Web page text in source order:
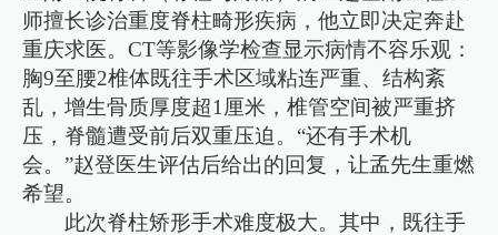
师擅长诊治重度脊柱畸形疾病，他立即决定奔赴
重庆求医。CT等影像学检查显示病情不容乐观：
胸9至腰2椎体既往手术区域粘连严重、结构紊
乱，增生骨质厚度超1厘米，椎管空间被严重挤
压，脊髓遭受前后双重压迫。“还有手术机
会。”赵登医生评估后给出的回复，让孟先生重燃
希望。
此次脊柱矫形手术难度极大。其中，既往手